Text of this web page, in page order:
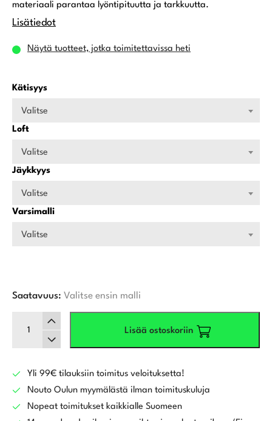
materiaali parantaa lyöntipituutta ja tarkkuutta.
Lisätiedot
Näytä tuotteet, jotka toimitettavissa heti
Kätisyys
Valitse
Loft
Valitse
Jäykkyys
Valitse
Varsimalli
Valitse
Saatavuus: Valitse ensin malli
Staff
Utility-
rauta
Lisää ostoskoriin
Yli 99€ tilauksiin toimitus veloituksetta!
Nouto Oulun myymälästä ilman toimituskuluja
Nopeat toimitukset kaikkialle Suomeen